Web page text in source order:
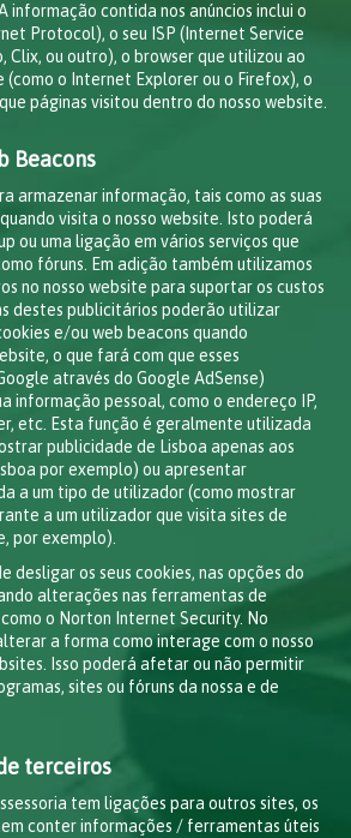
informação contida nos anúncios inclui o
Protocol), o seu ISP (Internet Service
Clix, ou outro), o browser que utilizou ao
(como o Internet Explorer ou o Firefox), o
páginas visitou dentro do nosso website.
Beacons
armazenar informação, tais como as suas
visita o nosso website. Isto poderá
ou uma ligação em vários serviços que
fóruns. Em adição também utilizamos
no nosso website para suportar os custos
destes publicitários poderão utilizar
e/ou web beacons quando
o que fará com que esses
através do Google AdSense)
informação pessoal, como o endereço IP,
etc. Esta função é geralmente utilizada
publicidade de Lisboa apenas aos
por exemplo) ou apresentar
a um tipo de utilizador (como mostrar
a um utilizador que visita sites de
por exemplo).
desligar os seus cookies, nas opções do
alterações nas ferramentas de
o Norton Internet Security. No
a forma como interage com o nosso
Isso poderá afetar ou não permitir
sites ou fóruns da nossa e de
terceiros
tem ligações para outros sites, os
conter informações / ferramentas úteis